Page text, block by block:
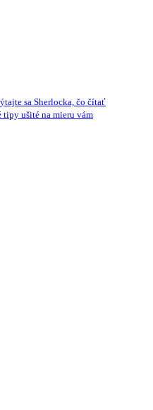
sa Sherlocka, čo čítať
tipy ušité na mieru vám